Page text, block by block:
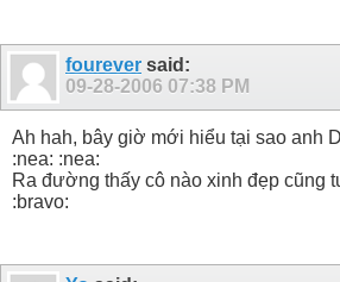
fourever said:
09-28-2006 07:38 PM
Ah hah, bây giờ mới hiểu tại sao anh
:nea: :nea:
Ra đường thấy cô nào xinh đẹp cũng
:bravo: